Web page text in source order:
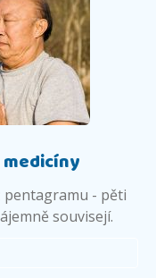
medicíny
pentagramu - pěti
souvisejí.